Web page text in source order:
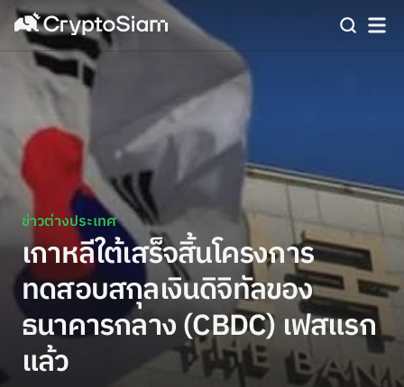
ข่าวต่างประเทศ
เกาหลีใต้เสร็จสิ้นโครงการ
ทดสอบสกุลเงินดิจิทัลของ
ธนาคารกลาง (CBDC) เฟสแรก
แล้ว